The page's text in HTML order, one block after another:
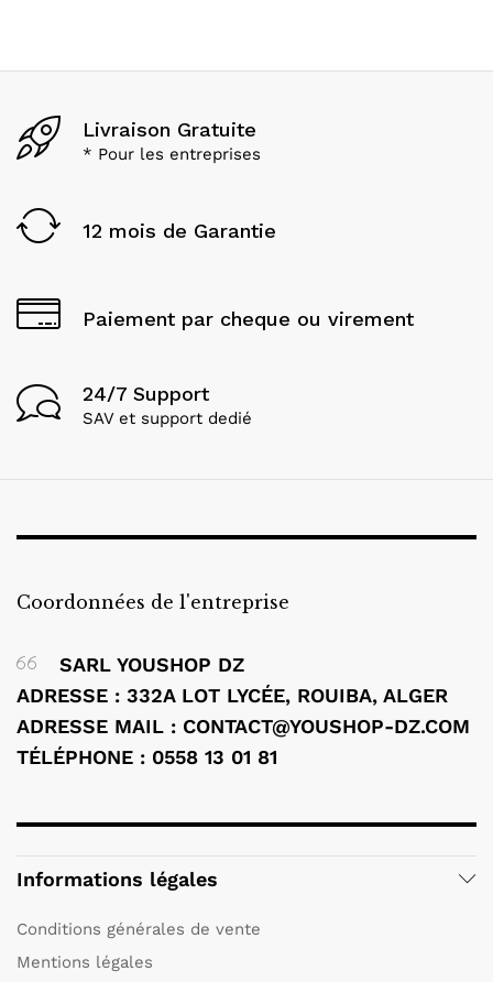
Livraison Gratuite
* Pour les entreprises
12 mois de Garantie
Paiement par cheque ou virement
24/7 Support
SAV et support dedié
Coordonnées de l'entreprise
SARL YOUSHOP DZ
ADRESSE : 332A LOT LYCÉE, ROUIBA, ALGER
ADRESSE MAIL : CONTACT@YOUSHOP-DZ.COM
TÉLÉPHONE : 0558 13 01 81
Informations légales
Conditions générales de vente
Mentions légales